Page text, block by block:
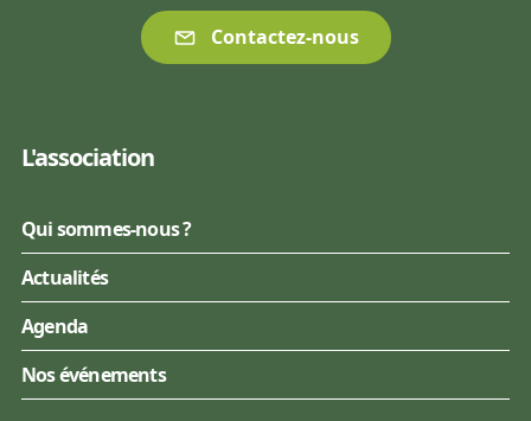
Contactez-nous
L'association
Qui sommes-nous ?
Actualités
Agenda
Nos événements